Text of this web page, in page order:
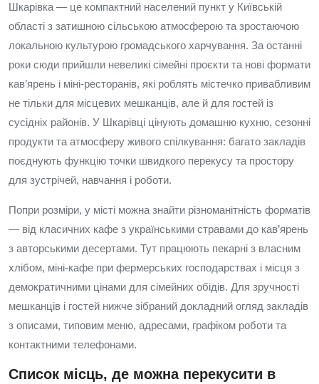
Шкарівка — це компактний населений пункт у Київській
області з затишною сільською атмосферою та зростаючою
локальною культурою громадського харчування. За останні
роки сюди прийшли невеликі сімейні проєкти та нові формати
кав’ярень і міні-ресторанів, які роблять містечко привабливим
не тільки для місцевих мешканців, але й для гостей із
сусідніх районів. У Шкарівці цінують домашню кухню, сезонні
продукти та атмосферу живого спілкування: багато закладів
поєднують функцію точки швидкого перекусу та простору
для зустрічей, навчання і роботи.
Попри розміри, у місті можна знайти різноманітність форматів
— від класичних кафе з українськими стравами до кав’ярень
з авторськими десертами. Тут працюють пекарні з власним
хлібом, міні-кафе при фермерських господарствах і місця з
демократичними цінами для сімейних обідів. Для зручності
мешканців і гостей нижче зібраний докладний огляд закладів
з описами, типовим меню, адресами, графіком роботи та
контактними телефонами.
Список місць, де можна перекусити в